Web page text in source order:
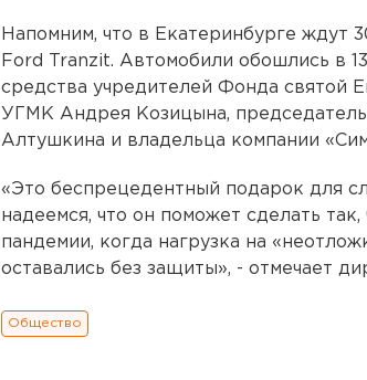
Напомним, что в Екатеринбурге ждут
Ford Tranzit. Автомобили обошлись в
средства учредителей Фонда святой
УГМК Андрея Козицына,
Алтушкина и владельца компании
«Это беспрецедентный подарок для
надеемся, что он поможет сделать
пандемии, когда нагрузка на
оставались без защиты», - отмечает
Общество